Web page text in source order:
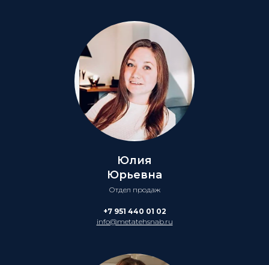
Юлия
Юрьевна
Отдел продаж
+7 951 440 01 02
info@metatehsnab.ru